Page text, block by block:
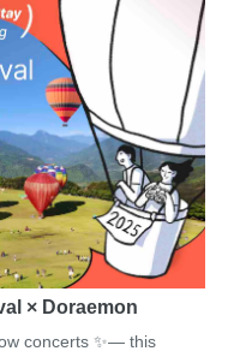
× Doraemon
concerts ✨— this